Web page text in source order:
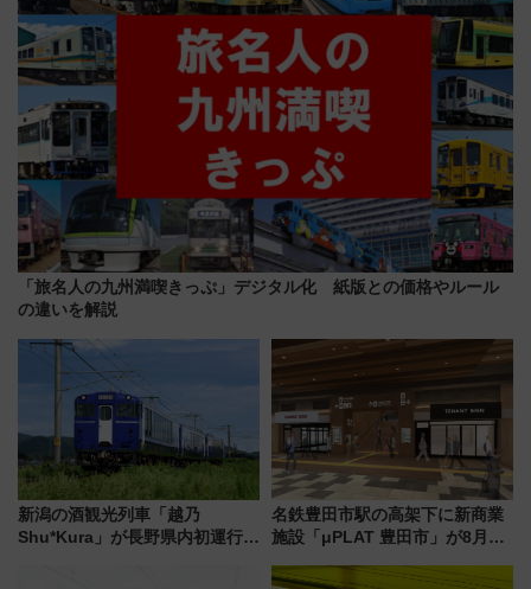
「旅名人の九州満喫きっぷ」デジタル化 紙版との価格やルール
の違いを解説
新潟の酒観光列車「越乃
Shu*Kura」が長野県内初運行！
名鉄豊田市駅の高架下に新商業
施設「μPLAT 豊田市」が8月26
たな玄関口へ